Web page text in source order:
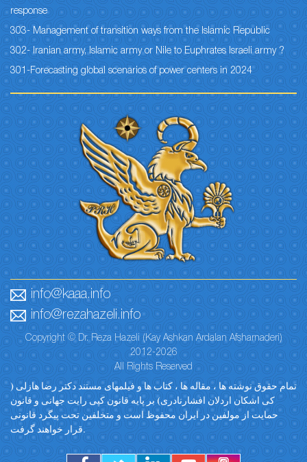
response
303- Management of transition ways from the Islamic Republic
302- Iranian army, Islamic army or Nile to Euphrates Israeli army ?
301-Forecasting global scenarios of power centers in 2024
info@kaaa.info
info@rezahazeli.info
Copyright © Dr. Reza Hazeli (Kay Ashkan Ardalan Afsharnaderi)
2012-2026
All Rights Reserved
تمام حقوق نوشته ها ، مقاله ها ، کتاب ها و فیلمهای مستند دکتر رضا هازلی (
کی اشکان اردلان افشارنادری) بر پایه قانون کپی رایت جهانی و قانون
حمایت از مولفین در ایران محفوظ است و متخلفین تحت پیگرد قانونی
قرار خواهند گرفت.